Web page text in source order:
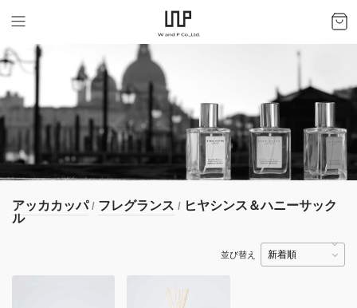
アッカカッパ / フレグランス / ヒヤシンス＆ハニーサック
ル
並び替え